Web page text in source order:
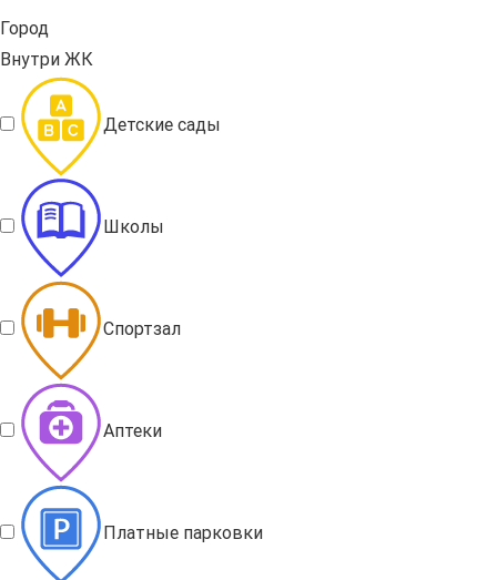
Город
Внутри ЖК
Детские сады
Школы
Спортзал
Аптеки
Платные парковки